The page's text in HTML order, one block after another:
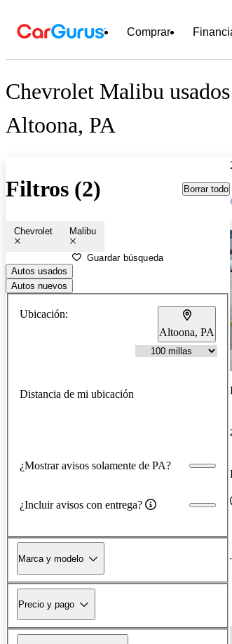
Comprar
Chevrolet Malibu
Altoona, PA
Filtros (2) Borrar todo
Chevrolet Malibu
Guardar búsqueda
Autos usados
Autos nuevos
Ubicación:
Altoona, PA
Distancia de mi ubicación
¿Mostrar avisos solamente de PA?
¿Incluir avisos con entrega?
Marca y modelo
Precio y pago